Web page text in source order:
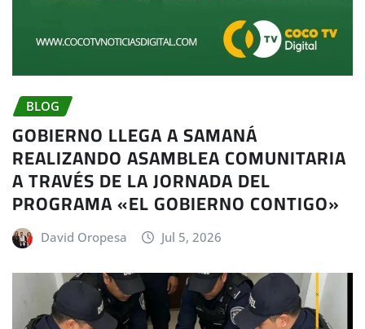
BLOG
GOBIERNO LLEGA A SAMANÁ
REALIZANDO ASAMBLEA COMUNITARIA
A TRAVÉS DE LA JORNADA DEL
PROGRAMA «EL GOBIERNO CONTIGO»
David Oropesa Jul 5, 2026